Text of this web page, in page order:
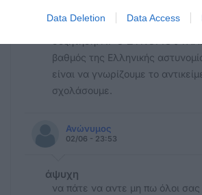
Data Deletion Data Access
ελέγξεις" και μετά πες μας πώς
βαθμός της Ελληνικής
είναι να γνωρίζουμε το
σχολάσουμε.
Ανώνυμος
02/06 - 23:53
άψυχη
να πάτε να αντε μη πω όλοι σας